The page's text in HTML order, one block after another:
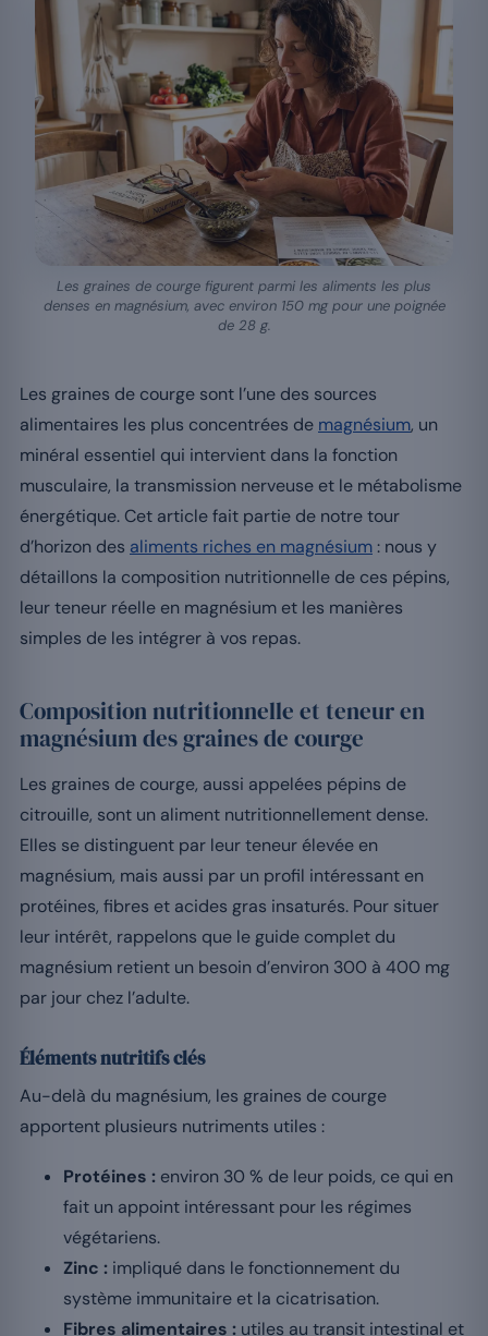
Les graines de courge figurent parmi les aliments les plus
denses en magnésium, avec environ 150 mg pour une poignée
de 28 g.
Les graines de courge sont l’une des sources
alimentaires les plus concentrées de magnésium, un
minéral essentiel qui intervient dans la fonction
musculaire, la transmission nerveuse et le métabolisme
énergétique. Cet article fait partie de notre tour
d’horizon des aliments riches en magnésium : nous y
détaillons la composition nutritionnelle de ces pépins,
leur teneur réelle en magnésium et les manières
simples de les intégrer à vos repas.
Composition nutritionnelle et teneur en
magnésium des graines de courge
Les graines de courge, aussi appelées pépins de
citrouille, sont un aliment nutritionnellement dense.
Elles se distinguent par leur teneur élevée en
magnésium, mais aussi par un profil intéressant en
protéines, fibres et acides gras insaturés. Pour situer
leur intérêt, rappelons que le guide complet du
magnésium retient un besoin d’environ 300 à 400 mg
par jour chez l’adulte.
Éléments nutritifs clés
Au-delà du magnésium, les graines de courge
apportent plusieurs nutriments utiles :
Protéines : environ 30 % de leur poids, ce qui en
fait un appoint intéressant pour les régimes
végétariens.
Zinc : impliqué dans le fonctionnement du
système immunitaire et la cicatrisation.
Fibres alimentaires : utiles au transit intestinal et